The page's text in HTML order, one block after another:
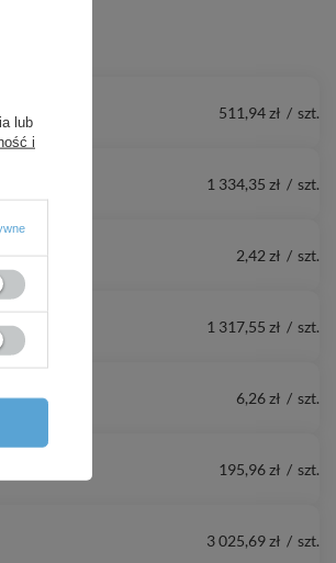
511,94 zł / szt.
1 334,35 zł / szt.
2,42 zł / szt.
1 317,55 zł / szt.
6,26 zł / szt.
195,96 zł / szt.
3 025,69 zł / szt.
lub
i